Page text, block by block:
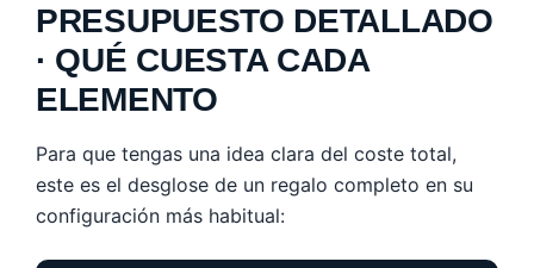
PRESUPUESTO DETALLADO
· QUÉ CUESTA CADA
ELEMENTO
Para que tengas una idea clara del coste total,
este es el desglose de un regalo completo en su
configuración más habitual: